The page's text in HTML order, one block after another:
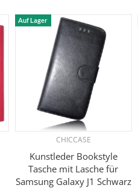
Auf Lager
CHICCASE
Kunstleder Bookstyle
Tasche mit Lasche für
Samsung Galaxy J1 Schwarz